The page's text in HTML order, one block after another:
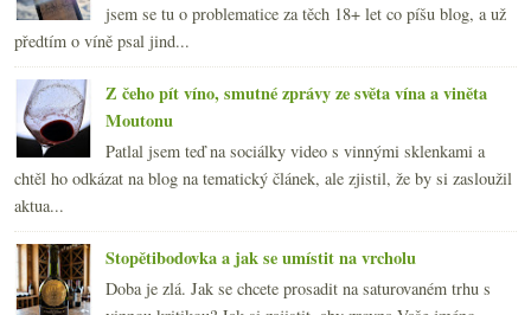
jsem se tu o problematice za těch 18+ let co píšu blog, a už
předtím o víně psal jind...
Z čeho pít víno, smutné zprávy ze světa vína a viněta
Moutonu
Patlal jsem teď na sociálky video s vinnými sklenkami a
chtěl ho odkázat na blog na tematický článek, ale zjistil, že by si zasloužil
aktua...
Stopětibodovka a jak se umístit na vrcholu
Doba je zlá. Jak se chcete prosadit na saturovaném trhu s